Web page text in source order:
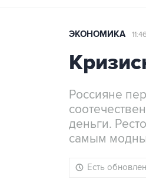
ЭКОНОМИКА
Россияне
деньги.
самым
Есть